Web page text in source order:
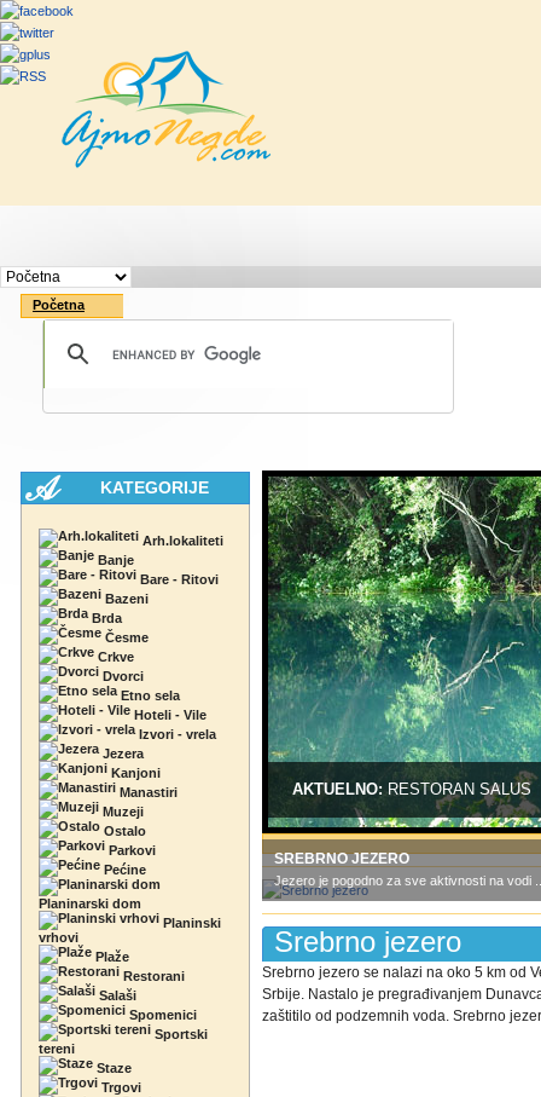
Početna
KATEGORIJE
Arh.lokaliteti
Banje
Bare - Ritovi
Bazeni
Brda
Česme
Crkve
Dvorci
Etno sela
Hoteli - Vile
Izvori - vrela
Jezera
Kanjoni
Manastiri
Muzeji
Ostalo
Parkovi
Pećine
Planinarski dom
Planinski
vrhovi
Plaže
Restorani
Salaši
Spomenici
Sportski
tereni
Staze
Trgovi
AKTUELNO:RESTORAN SALUS
SREBRNO JEZERO
Jezero je pogodno za sve aktivnosti na vodi
Srebrno jezero
Srebrno jezero se nalazi na oko 5 km od
Srbije. Nastalo je pregrađivanjem
zaštitilo od podzemnih voda. Srebrno